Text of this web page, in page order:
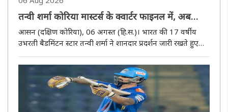
तन्वी शर्मा कोरिया मास्टर्स के क्वार्टर फाइनल में, अब
रक्षिता रामराज से होगी भिड़ंत
आसन (दक्षिण कोरिया), 06 अगस्त (हि.स.)। भारत की 17 वर्षीय
उभरती बैडमिंटन स्टार तन्वी शर्मा ने शानदार प्रदर्शन जारी रखते हुए
कोरिया मास्टर्स 2026 के महिला एकल क्वार्टर फाइनल में प्रवेश कर
लिया है। गुरुवार को खेले गए दूसरे दौर के मुकाबले में तन्वी ..